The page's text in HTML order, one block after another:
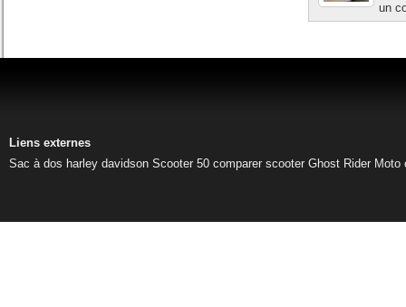
un
Liens externes
Sac à dos harley davidson Scooter 50 comparer scooter Ghost Rider Moto